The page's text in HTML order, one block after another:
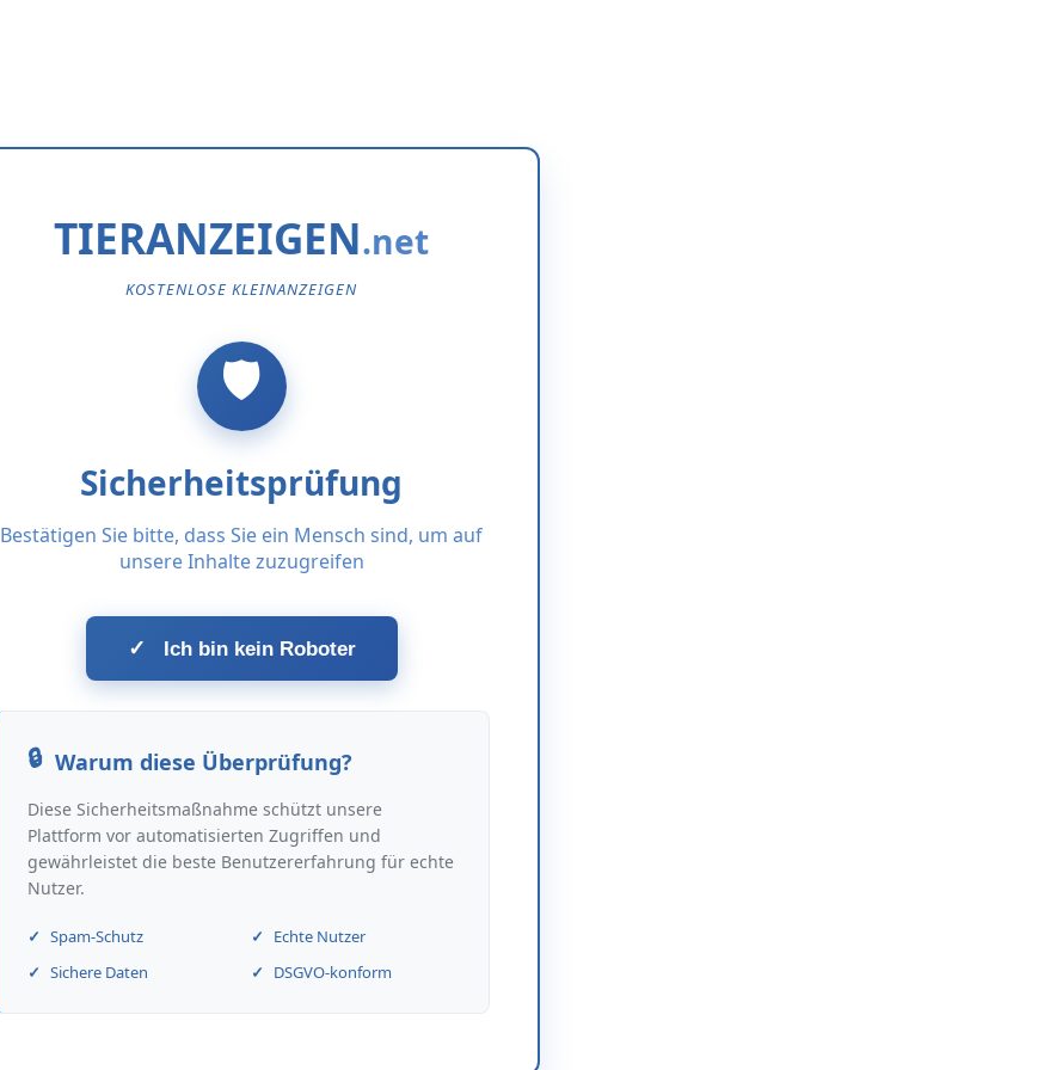
TIERANZEIGEN
KOSTENLOSE KLEINANZEIGEN
Sicherheitsprüfung
Bestätigen Sie bitte, dass Sie ein Mensch sind, um auf
unsere Inhalte zuzugreifen
✓ Ich bin kein Roboter
Warum diese Überprüfung?
Diese Sicherheitsmaßnahme schützt unsere
Plattform vor automatisierten Zugriffen und
gewährleistet die beste Benutzererfahrung für echte
Nutzer.
Spam-Schutz
Echte Nutzer
Sichere Daten
DSGVO-konform